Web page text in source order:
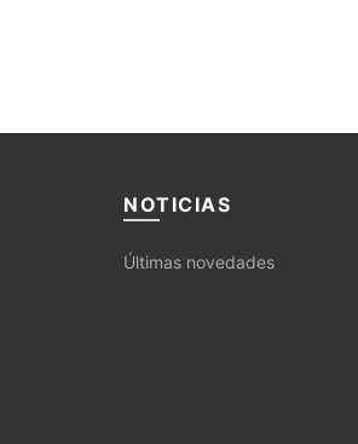
NOTICIAS
Últimas novedades